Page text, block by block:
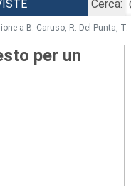
Cerca:
a B. Caruso, R. Del Punta,
per un